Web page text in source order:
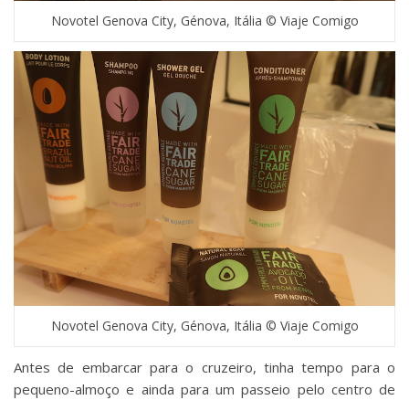
Novotel Genova City, Génova, Itália © Viaje Comigo
Novotel Genova City, Génova, Itália © Viaje Comigo
Antes de embarcar para o cruzeiro, tinha tempo para o
pequeno-almoço e ainda para um passeio pelo centro de